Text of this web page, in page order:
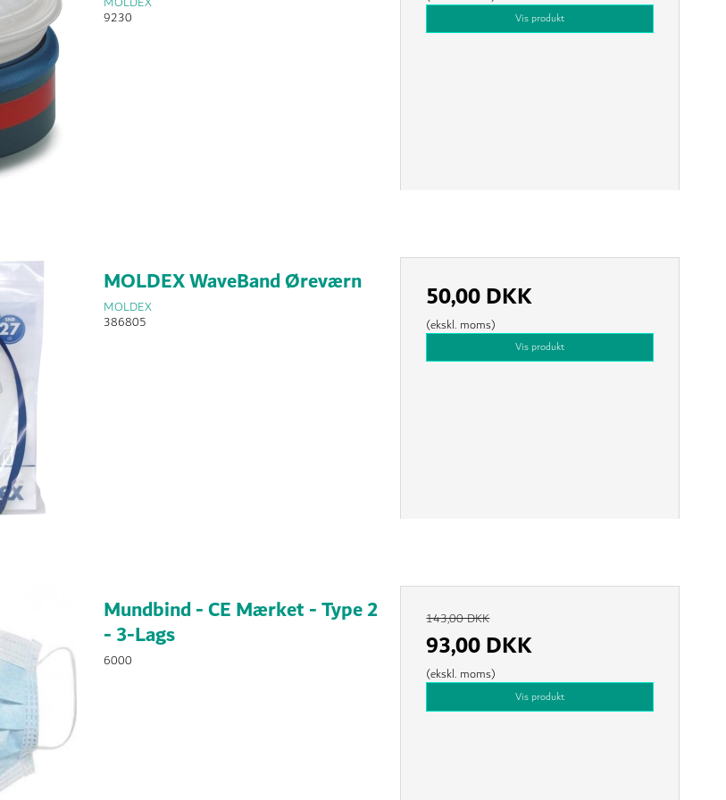
9230 Vis produkt
MOLDEX WaveBand Øreværn
MOLDEX
386805
50,00 DKK
(ekskl. moms)
Vis produkt
Mundbind - CE Mærket - Type 2
- 3-Lags
6000
143,00 DKK
93,00 DKK
(ekskl. moms)
Vis produkt